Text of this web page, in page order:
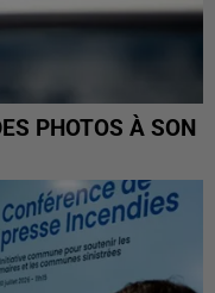
PHOTOS À SON